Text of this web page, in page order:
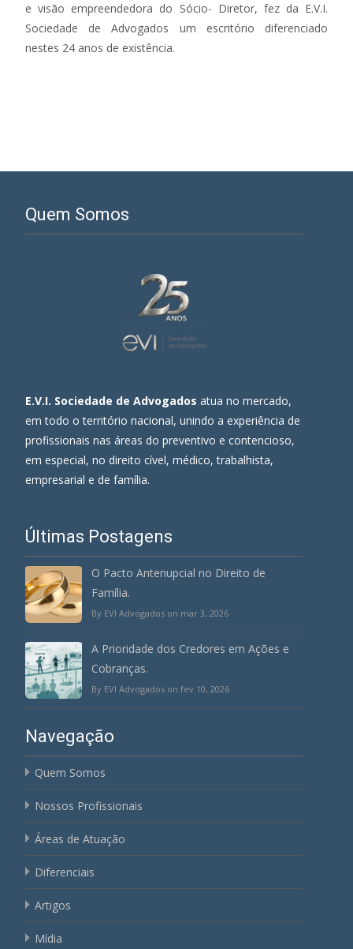
e visão empreendedora do Sócio- Diretor, fez da E.V.I.
Sociedade de Advogados um escritório diferenciado
nestes 24 anos de existência.
Quem Somos
E.V.I. Sociedade de Advogados atua no mercado,
em todo o território nacional, unindo a experiência de
profissionais nas áreas do preventivo e contencioso,
em especial, no direito cível, médico, trabalhista,
empresarial e de família.
Últimas Postagens
O Pacto Antenupcial no Direito de
Família.
By EVI Advogados on mar 3, 2026
A Prioridade dos Credores em Ações e
Cobranças.
By EVI Advogados on fev 10, 2026
Navegação
Quem Somos
Nossos Profissionais
Áreas de Atuação
Diferenciais
Artigos
Mídia